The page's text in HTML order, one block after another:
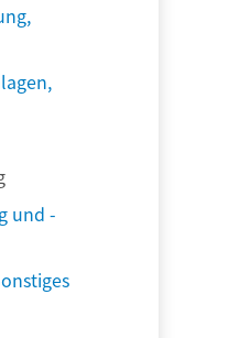
und -